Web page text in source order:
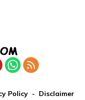
Policy Disclaimer